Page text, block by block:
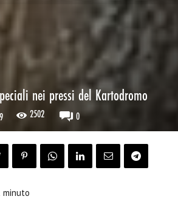
nei pressi del Kartodromo
2502 0
minuto